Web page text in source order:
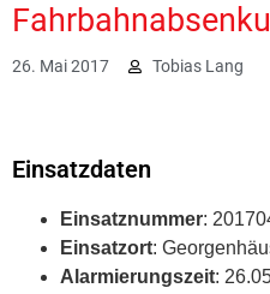
26. Mai 2017 Tobias Lang
Einsatzdaten
Einsatznummer:
Einsatzort:
Alarmierungszeit: